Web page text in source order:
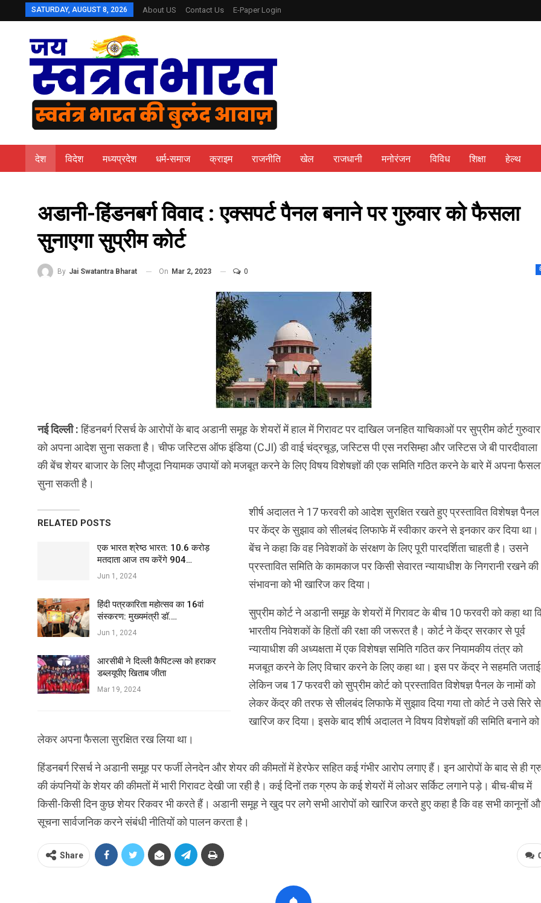
SATURDAY, AUGUST 8, 2026 About US Contact Us E-Paper Login
देश विदेश मध्यप्रदेश धर्म-समाज क्राइम राजनीति खेल राजधानी मनोरंजन विविध शिक्षा हेल्थ
अडानी-हिंडनबर्ग विवाद : एक्सपर्ट पैनल बनाने पर गुरुवार को फैसला
सुनाएगा सुप्रीम कोर्ट
By Jai Swatantra Bharat On Mar 2, 2023 0
नई दिल्ली :हिंडनबर्ग रिसर्च के आरोपों के बाद अडानी समूह के शेयरों में हाल में गिरावट पर दाखिल जनहित याचिकाओं पर सुप्रीम कोर्ट गुरुवार
को अपना आदेश सुना सकता है। चीफ जस्टिस ऑफ इंडिया (CJI) डी वाई चंद्रचूड़, जस्टिस पी एस नरसिम्हा और जस्टिस जे बी पारदीवाला
की बेंच शेयर बाजार के लिए मौजूदा नियामक उपायों को मजबूत करने के लिए विषय विशेषज्ञों की एक समिति गठित करने के बारे में अपना
सुना सकती है।
RELATED POSTS
एक भारत श्रेष्ठ भारत: 10.6 करोड़
मतदाता आज तय करेंगे 904…
Jun 1, 2024
हिंदी पत्रकारिता महोत्सव का 16वां
संस्करण: मुख्यमंत्री डॉ.…
Jun 1, 2024
आरसीबी ने दिल्ली कैपिटल्स को हराकर
डब्लयूपीए खिताब जीता
Mar 19, 2024
शीर्ष अदालत ने 17 फरवरी को आदेश सुरक्षित रखते हुए प्रस्तावित विशेषज्ञ पैनल
पर केंद्र के सुझाव को सीलबंद लिफाफे में स्वीकार करने से इनकार कर दिया था।
बेंच ने कहा कि वह निवेशकों के संरक्षण के लिए पूरी पारदर्शिता चाहती है। उसने
प्रस्तावित समिति के कामकाज पर किसी सेवारत न्यायाधीश के निगरानी रखने की
संभावना को भी खारिज कर दिया।
सुप्रीम कोर्ट ने अडानी समूह के शेयरों में गिरावट के बीच 10 फरवरी को कहा था
भारतीय निवेशकों के हितों की रक्षा की जरूरत है। कोर्ट ने केंद्र सरकार से पूर्व
न्यायाधीश की अध्यक्षता में एक विशेषज्ञ समिति गठित कर नियामकीय तंत्र को
मजबूत करने के लिए विचार करने के लिए कहा था। इस पर केंद्र ने सहमति जताई
लेकिन जब 17 फरवरी को सुप्रीम कोर्ट को प्रस्तावित विशेषज्ञ पैनल के नामों को
लेकर केंद्र की तरफ से सीलबंद लिफाफे में सुझाव दिया गया तो कोर्ट ने उसे सिरे से
खारिज कर दिया। इसके बाद शीर्ष अदालत ने विषय विशेषज्ञों की समिति बनाने को
लेकर अपना फैसला सुरक्षित रख लिया था।
हिंडनबर्ग रिसर्च ने अडानी समूह पर फर्जी लेनदेन और शेयर की कीमतों में हेरफेर सहित कई गंभीर आरोप लगाए हैं। इन आरोपों के बाद से ही
की कंपनियों के शेयर की कीमतों में भारी गिरावट देखी जा रही है। कई दिनों तक ग्रुप के कई शेयरों में लोअर सर्किट लगाने पड़े। बीच-बीच में
किसी-किसी दिन कुछ शेयर रिकवर भी करते हैं। अडानी समूह ने खुद पर लगे सभी आरोपों को खारिज करते हुए कहा है कि वह सभी कानूनों
सूचना सार्वजनिक करने संबंधी नीतियों को पालन करता है।
Share